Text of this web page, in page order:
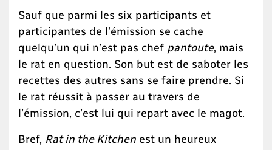
Sauf que parmi les six participants et
participantes de l’émission se cache
quelqu’un qui n’est pas chef pantoute, mais
le rat en question. Son but est de saboter les
recettes des autres sans se faire prendre. Si
le rat réussit à passer au travers de
l’émission, c’est lui qui repart avec le magot.
Bref, Rat in the Kitchen est un heureux